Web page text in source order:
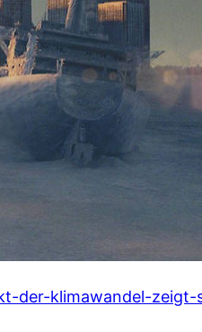
der-klimawandel-zeigt-